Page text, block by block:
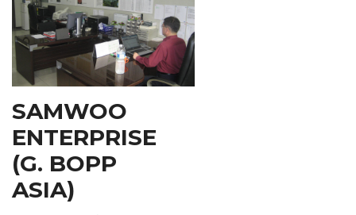
SAMWOO
ENTERPRISE
(G. BOPP
ASIA)